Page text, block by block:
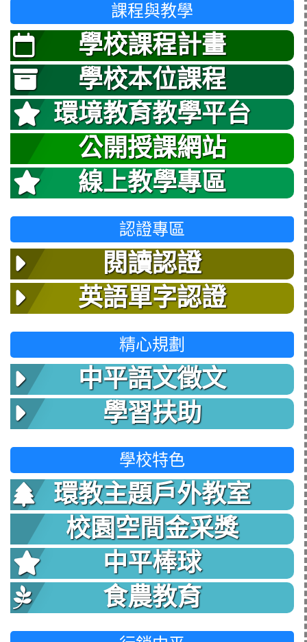
課程與教學
學校課程計畫
學校本位課程
環境教育教學平台
公開授課網站
線上教學專區
認證專區
閱讀認證
英語單字認證
精心規劃
中平語文徵文
學習扶助
學校特色
環教主題戶外教室
校園空間金采獎
中平棒球
食農教育